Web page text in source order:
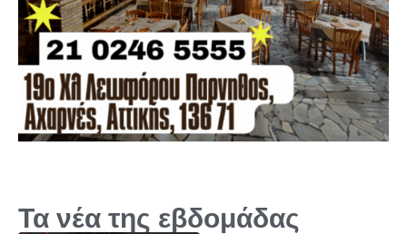
Τα νέα της εβδομάδας